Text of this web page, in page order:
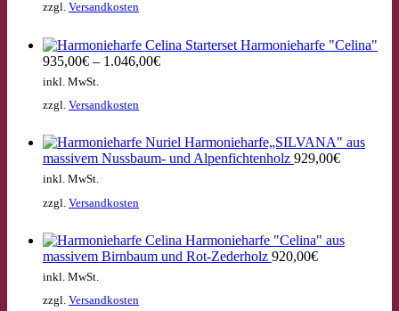
zzgl. Versandkosten
Starterset Harmonieharfe "Celina"
935,00€ – 1.046,00€
inkl. MwSt.
zzgl. Versandkosten
Harmonieharfe„SILVANA" aus
massivem Nussbaum- und Alpenfichtenholz 929,00€
inkl. MwSt.
zzgl. Versandkosten
Harmonieharfe "Celina" aus
massivem Birnbaum und Rot-Zederholz 920,00€
inkl. MwSt.
zzgl. Versandkosten